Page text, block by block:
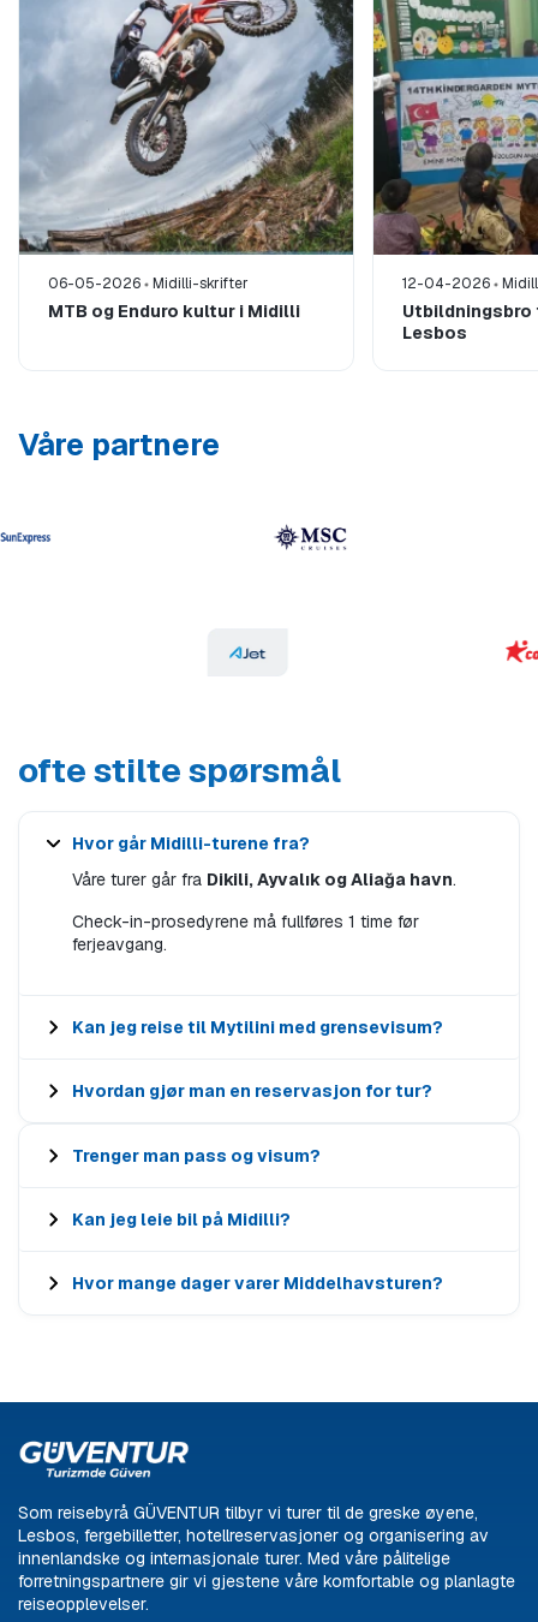
06-05-2026 Midilli-skrifter
MTB og Enduro kultur i Midilli
12-04-2026
Lesbos
Våre partnere
ofte stilte spørsmål
Hvor går Midilli-turene fra?
Våre turer går fra Dikili, Ayvalık og Aliağa havn.
Check-in-prosedyrene må fullføres 1 time før
ferjeavgang.
Kan jeg reise til Mytilini med grensevisum?
Hvordan gjør man en reservasjon for tur?
Trenger man pass og visum?
Kan jeg leie bil på Midilli?
Hvor mange dager varer Middelhavsturen?
Som reisebyrå GÜVENTUR tilbyr vi turer til de greske øyene,
Lesbos, fergebilletter, hotellreservasjoner og organisering av
innenlandske og internasjonale turer. Med våre pålitelige
forretningspartnere gir vi gjestene våre komfortable og planlagte
reiseopplevelser.